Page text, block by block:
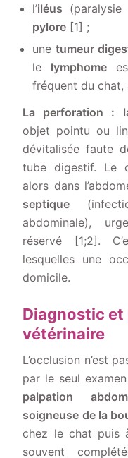
l’iléus
pylore [1] ;
unetumeur
le lymphome
fréquent du chat,
La perforation :
objet pointu ou
dévitalisée faute
tube digestif. Le
alors dans
septique
abdominale),
réservé [1;2].
lesquelles une
domicile.
Diagnostic et
vétérinaire
L’occlusion n’est
par le seul
palpation
soigneuse de la
chez le chat puis
souvent